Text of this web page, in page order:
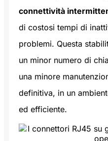
connettività
di costosi tempi di
problemi. Questa
un minor numero di
una minore
definitiva, in un
ed efficiente.